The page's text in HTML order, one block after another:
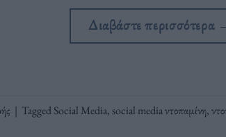
Διαβάστε περισσότερα
| TaggedSocial Media, social media ντοπαμίνη,